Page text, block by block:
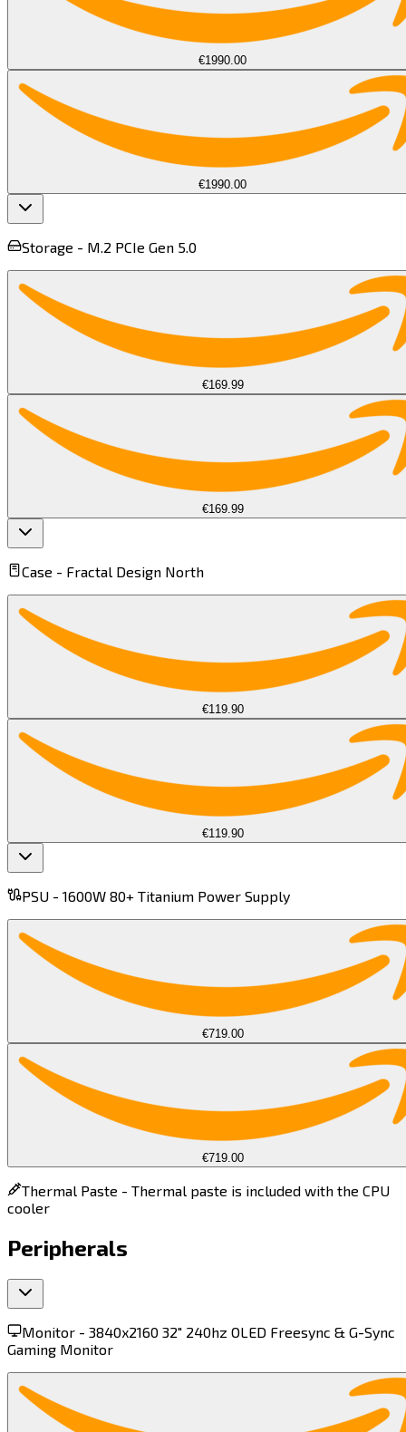
€1990.00
€1990.00
Storage - M.2 PCIe Gen 5.0​​​​‌ ‍ ​‍​‍‌‍ ‌ ​‍‌‍‍‌‌‍‌ ‌‍‍‌‌‍ ‍​‍​‍​ ‍‍​‍​‍‌ ​ ‌‍​‌‌‍ ‍‌‍‍‌‌ ‌​‌ ‍‌​‍ ‍‌‍‍‌‌‍ ​‍​‍​‍ ​​‍​‍‌‍‍​‌ ​‍‌‍‌‌‌‍‌‍​‍​‍​ ‍‍​‍​‍​‍ ‌‍​‌‌‍‌​‌‍ ‌‌‍‍‌‌‍ ‍​‍ ‌‍‍‌‌‍ ‍‌ ‌​‌‍‌‌‌‍ ‍‌ ‌​​‍ ‌‍‌‌‌‍‌​‌‍‍‌‌ ‌​​‍ ‌‍ ‌‌‍ ‌‍‌​‌‍‌‌​ ‌‌ ​​‌ ​‍‌‍‌‌‌ ​ ‌‍‌‌‌‍ ‍‌ ‌​‌‍​‌‌ ‌​‌‍‍‌‌‍ ‌‍ ‍​ ‍ ‌‍‍‌‌‍‌​​ ‌‌‍‌​‌‍‌‌​ ‍‌​ ​‍​ ​‌‌‍​ ‌‍​ ​ ​‌​‍ ‌​ ​‌‌‍​‌​ ​​​ ​‍​‍ ‌​ ‌​​ ‌‍‌‍‌​​ ​‍​‍ ‌‌‍​‌‌‍​‌‌‍‌​​ ​​​‍ ‌‌‍​ ‌‍‌‌​ ​​​ ​‍​ ‍​​ ‌‌​ ​‌​ ‌​‌‍‌‍‌‍‌‌‌‍​‍‌‍​ ​ ‍ ‌ ‌​‌ ‍‌‌ ​​‌‍‌‌​ ‌‌ ​ ‌ ‌​‌‍ ‌ ​‍‌‍​‌‌‍‌ ‌‍‌‌​ ‍ ‌ ​​‌‍​‌‌ ‌​‌‍‍​​ ‌‌‍ ‍‌‍​‌‌‍ ‌‌‍‌‌​ ‌‍​‍‌‍​‌‌ ​ ‌‍‌‌‌‌‌‌‌ ​‍‌‍ ​​ ‌​‍‌‌​ ​‍‌​‌‍‌‍​‌‌‍‌​‌‍ ‌‌‍‍‌‌‍ ‍​‍‌‍‌‍‍‌‌‍‌​​ ‌‌‍‌​‌‍‌‌​ ‍‌​ ​‍​ ​‌‌‍​ ‌‍​ ​ ​‌​‍ ‌​ ​‌‌‍​‌​ ​​​ ​‍​‍ ‌​ ‌​​ ‌‍‌‍‌​​ ​‍​‍ ‌‌‍​‌‌‍​‌‌‍‌​​ ​​​‍ ‌‌‍​ ‌‍‌‌​ ​​​ ​‍​ ‍​​ ‌‌​ ​‌​ ‌​‌‍‌‍‌‍‌‌‌‍​‍‌‍​ ​‍‌‍‌ ‌​‌ ‍‌‌ ​​‌‍‌‌​ ‌‌ ​ ‌ ‌​‌‍ ‌ ​‍‌‍​‌‌‍‌ ‌‍‌‌​‍‌‍‌ ​​‌‍​‌‌ ‌​‌‍‍​​ ‌‌‍ ‍‌‍​‌‌‍ ‌‌‍‌‌​‍‌‍‌ ​​‌‍‌‌‌ ​‍‌ ​ ‌ ​​‌‍‌‌‌‍​ ‌ ‌​‌‍‍‌‌ ‌‍‌‍‌‌​ ‌‌ ​​‌ ‌‌‌‍​‍‌‍ ​‌‍‍‌‌ ​ ‌‍‍​‌‍‌‌‌‍‌​​‍​‍‌ ‌
€169.99
€169.99
Case - Fractal Design North​​​​‌ ‍ ​‍​‍‌‍ ‌ ​‍‌‍‍‌‌‍‌ ‌‍‍‌‌‍ ‍​‍​‍​ ‍‍​‍​‍‌ ​ ‌‍​‌‌‍ ‍‌‍‍‌‌ ‌​‌ ‍‌​‍ ‍‌‍‍‌‌‍ ​‍​‍​‍ ​​‍​‍‌‍‍​‌ ​‍‌‍‌‌‌‍‌‍​‍​‍​ ‍‍​‍​‍​‍ ‌‍​‌‌‍‌​‌‍ ‌‌‍‍‌‌‍ ‍​‍ ‌‍‍‌‌‍ ‍‌ ‌​‌‍‌‌‌‍ ‍‌ ‌​​‍ ‌‍‌‌‌‍‌​‌‍‍‌‌ ‌​​‍ ‌‍ ‌‌‍ ‌‍‌​‌‍‌‌​ ‌‌ ​​‌ ​‍‌‍‌‌‌ ​ ‌‍‌‌‌‍ ‍‌ ‌​‌‍​‌‌ ‌​‌‍‍‌‌‍ ‌‍ ‍​ ‍ ‌‍‍‌‌‍‌​​ ‌​ ‌​​ ‌‌​ ​ ​ ‌‌‌‍‌​‌‍‌​​ ​ ​ ‌‌​‍ ‌​ ‌‌‌‍‌​​ ‌‌​ ​‌​‍ ‌​ ‌​​ ‍‌​ ​‍‌‍​ ​‍ ‌​ ‍‌​ ‌‍‌‍​‍‌‍‌‌​‍ ‌‌‍‌​‌‍‌​‌‍‌‍‌‍​‍​ ​‌‌‍‌‍​ ‍‌‌‍​‍‌‍‌‍​ ‌​‌‍​ ‌‍‌‍​ ‍ ‌ ‌​‌ ‍‌‌ ​​‌‍‌‌​ ‌‌ ​​‌‍​ ‌‍​ ‌‍​‌‌ ​ ‌‍‌‌​ ‍ ‌ ​​‌‍​‌‌ ‌​‌‍‍​​ ‌‌‍ ‍‌‍​‌‌‍ ‌‌‍‌‌​ ‌‍​‍‌‍​‌‌ ​ ‌‍‌‌‌‌‌‌‌ ​‍‌‍ ​​ ‌​‍‌‌​ ​‍‌​‌‍‌‍​‌‌‍‌​‌‍ ‌‌‍‍‌‌‍ ‍​‍‌‍‌‍‍‌‌‍‌​​ ‌​ ‌​​ ‌‌​ ​ ​ ‌‌‌‍‌​‌‍‌​​ ​ ​ ‌‌​‍ ‌​ ‌‌‌‍‌​​ ‌‌​ ​‌​‍ ‌​ ‌​​ ‍‌​ ​‍‌‍​ ​‍ ‌​ ‍‌​ ‌‍‌‍​‍‌‍‌‌​‍ ‌‌‍‌​‌‍‌​‌‍‌‍‌‍​‍​ ​‌‌‍‌‍​ ‍‌‌‍​‍‌‍‌‍​ ‌​‌‍​ ‌‍‌‍​‍‌‍‌ ‌​‌ ‍‌‌ ​​‌‍‌‌​ ‌‌ ​​‌‍​ ‌‍​ ‌‍​‌‌ ​ ‌‍‌‌​‍‌‍‌ ​​‌‍​‌‌ ‌​‌‍‍​​ ‌‌‍ ‍‌‍​‌‌‍ ‌‌‍‌‌​‍‌‍‌ ​​‌‍‌‌‌ ​‍‌ ​ ‌ ​​‌‍‌‌‌‍​ ‌ ‌​‌‍‍‌‌ ‌‍‌‍‌‌​ ‌‌ ​​‌ ‌‌‌‍​‍‌‍ ​‌‍‍‌‌ ​ ‌‍‍​‌‍‌‌‌‍‌​​‍​‍‌ ‌
€119.90
€119.90
PSU - 1600W 80+ Titanium Power Supply​​​​‌ ‍ ​‍​‍‌‍ ‌ ​‍‌‍‍‌‌‍‌ ‌‍‍‌‌‍ ‍​‍​‍​ ‍‍​‍​‍‌ ​ ‌‍​‌‌‍ ‍‌‍‍‌‌ ‌​‌ ‍‌​‍ ‍‌‍‍‌‌‍ ​‍​‍​‍ ​​‍​‍‌‍‍​‌ ​‍‌‍‌‌‌‍‌‍​‍​‍​ ‍‍​‍​‍​‍ ‌‍​‌‌‍‌​‌‍ ‌‌‍‍‌‌‍ ‍​‍ ‌‍‍‌‌‍ ‍‌ ‌​‌‍‌‌‌‍ ‍‌ ‌​​‍ ‌‍‌‌‌‍‌​‌‍‍‌‌ ‌​​‍ ‌‍ ‌‌‍ ‌‍‌​‌‍‌‌​ ‌‌ ​​‌ ​‍‌‍‌‌‌ ​ ‌‍‌‌‌‍ ‍‌ ‌​‌‍​‌‌ ‌​‌‍‍‌‌‍ ‌‍ ‍​ ‍ ‌‍‍‌‌‍‌​​ ‌‌‍‌​​ ​‌​ ‍​​ ​ ​ ‍​​ ​‌‌‍​‍​ ‌​​‍ ‌​ ‌​‌‍‌​​ ​​​ ‍​​‍ ‌​ ‌​​ ‌ ​ ​ ​ ‌ ​‍ ‌​ ‍‌​ ‌​‌‍‌‍‌‍‌​​‍ ‌‌‍‌‍​ ‌​​ ​​‌‍‌‌​ ​‍​ ​ ​ ​‌​ ‌‌‌‍‌‌‌‍​ ​ ​‍‌‍‌‌​ ‍ ‌ ‌​‌ ‍‌‌ ​​‌‍‌‌​ ‌‌‌​​‌‌​ ‌‌‌‌​ ‍ ‌ ​​‌‍​‌‌ ‌​‌‍‍​​ ‌‌‍ ‍‌‍​‌‌‍ ‌‌‍‌‌​ ‌‍​‍‌‍​‌‌ ​ ‌‍‌‌‌‌‌‌‌ ​‍‌‍ ​​ ‌​‍‌‌​ ​‍‌​‌‍‌‍​‌‌‍‌​‌‍ ‌‌‍‍‌‌‍ ‍​‍‌‍‌‍‍‌‌‍‌​​ ‌‌‍‌​​ ​‌​ ‍​​ ​ ​ ‍​​ ​‌‌‍​‍​ ‌​​‍ ‌​ ‌​‌‍‌​​ ​​​ ‍​​‍ ‌​ ‌​​ ‌ ​ ​ ​ ‌ ​‍ ‌​ ‍‌​ ‌​‌‍‌‍‌‍‌​​‍ ‌‌‍‌‍​ ‌​​ ​​‌‍‌‌​ ​‍​ ​ ​ ​‌​ ‌‌‌‍‌‌‌‍​ ​ ​‍‌‍‌‌​‍‌‍‌ ‌​‌ ‍‌‌ ​​‌‍‌‌​ ‌‌‌​​‌‌​ ‌‌‌‌​‍‌‍‌ ​​‌‍​‌‌ ‌​‌‍‍​​ ‌‌‍ ‍‌‍​‌‌‍ ‌‌‍‌‌​‍‌‍‌ ​​‌‍‌‌‌ ​‍‌ ​ ‌ ​​‌‍‌‌‌‍​ ‌ ‌​‌‍‍‌‌ ‌‍‌‍‌‌​ ‌‌ ​​‌ ‌‌‌‍​‍‌‍ ​‌‍‍‌‌ ​ ‌‍‍​‌‍‌‌‌‍‌​​‍​‍‌ ‌
€719.00
€719.00
Thermal Paste - Thermal paste is included with the CPU
cooler
Peripherals
Monitor - 3840x2160 32" 240hz OLED Freesync & G-Sync
Gaming Monitor​​​​‌ ‍ ​‍​‍‌‍ ‌ ​‍‌‍‍‌‌‍‌ ‌‍‍‌‌‍ ‍​‍​‍​ ‍‍​‍​‍‌ ​ ‌‍​‌‌‍ ‍‌‍‍‌‌ ‌​‌ ‍‌​‍ ‍‌‍‍‌‌‍ ​‍​‍​‍ ​​‍​‍‌‍‍​‌ ​‍‌‍‌‌‌‍‌‍​‍​‍​ ‍‍​‍​‍​‍ ‌‍​‌‌‍‌​‌‍ ‌‌‍‍‌‌‍ ‍​‍ ‌‍‍‌‌‍ ‍‌ ‌​‌‍‌‌‌‍ ‍‌ ‌​​‍ ‌‍‌‌‌‍‌​‌‍‍‌‌ ‌​​‍ ‌‍ ‌‌‍ ‌‍‌​‌‍‌‌​ ‌‌ ​​‌ ​‍‌‍‌‌‌ ​ ‌‍‌‌‌‍ ‍‌ ‌​‌‍​‌‌ ‌​‌‍‍‌‌‍ ‌‍ ‍​ ‍ ‌‍‍‌‌‍‌​​ ‌​ ​‍‌‍‌‍​ ‌​​ ‍​​ ​​​ ‌‌​ ‌‍‌‍​‍​‍ ‌​ ​ ​ ​‌‌‍‌‌​ ​​​‍ ‌​ ‌​‌‍​ ​ ‍‌​ ‌ ​‍ ‌‌‍​‌‌‍​‌​ ‌ ‌‍‌‍​‍ ‌‌‍​‍‌‍​‍​ ‌‌​ ‌​​ ​​‌‍​‌​ ​‌​ ‍​‌‍​‌​ ‍‌​ ‌‌‌‍‌‍​ ‍ ‌ ‌​‌ ‍‌‌ ​​‌‍‌‌​ ‌‌‍ ‌‌‍ ‌‍ ‍‌‍‍‌‌ ‌​‌‍ ‌ ​‍​ ‍ ‌ ​​‌‍​‌‌ ‌​‌‍‍​​ ‌‌‍ ‍‌‍​‌‌‍ ‌‌‍‌‌​ ‌‍​‍‌‍​‌‌ ​ ‌‍‌‌‌‌‌‌‌ ​‍‌‍ ​​ ‌​‍‌‌​ ​‍‌​‌‍‌‍​‌‌‍‌​‌‍ ‌‌‍‍‌‌‍ ‍​‍‌‍‌‍‍‌‌‍‌​​ ‌​ ​‍‌‍‌‍​ ‌​​ ‍​​ ​​​ ‌‌​ ‌‍‌‍​‍​‍ ‌​ ​ ​ ​‌‌‍‌‌​ ​​​‍ ‌​ ‌​‌‍​ ​ ‍‌​ ‌ ​‍ ‌‌‍​‌‌‍​‌​ ‌ ‌‍‌‍​‍ ‌‌‍​‍‌‍​‍​ ‌‌​ ‌​​ ​​‌‍​‌​ ​‌​ ‍​‌‍​‌​ ‍‌​ ‌‌‌‍‌‍​‍‌‍‌ ‌​‌ ‍‌‌ ​​‌‍‌‌​ ‌‌‍ ‌‌‍ ‌‍ ‍‌‍‍‌‌ ‌​‌‍ ‌ ​‍​‍‌‍‌ ​​‌‍​‌‌ ‌​‌‍‍​​ ‌‌‍ ‍‌‍​‌‌‍ ‌‌‍‌‌​‍‌‍‌ ​​‌‍‌‌‌ ​‍‌ ​ ‌ ​​‌‍‌‌‌‍​ ‌ ‌​‌‍‍‌‌ ‌‍‌‍‌‌​ ‌‌ ​​‌ ‌‌‌‍​‍‌‍ ​‌‍‍‌‌ ​ ‌‍‍​‌‍‌‌‌‍‌​​‍​‍‌ ‌